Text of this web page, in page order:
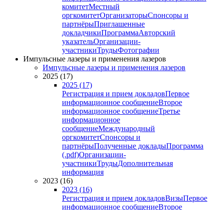
комитетМестный
оргкомитетОрганизаторыСпонсоры и
партнёрыПриглашенные
докладчикиПрограммаАвторский
указательОрганизации-
участникиТрудыФотографии
Импульсные лазеры и применения лазеров
Импульсные лазеры и применения лазеров
2025 (17)
2025 (17)
Регистрация и прием докладовПервое
информационное сообщениеВторое
информационное сообщениеТретье
информационное
сообщениеМеждународный
оргкомитетСпонсоры и
партнёрыПолученные докладыПрограмма
(.pdf)Организации-
участникиТрудыДополнительная
информация
2023 (16)
2023 (16)
Регистрация и прием докладовВизыПервое
информационное сообщениеВторое